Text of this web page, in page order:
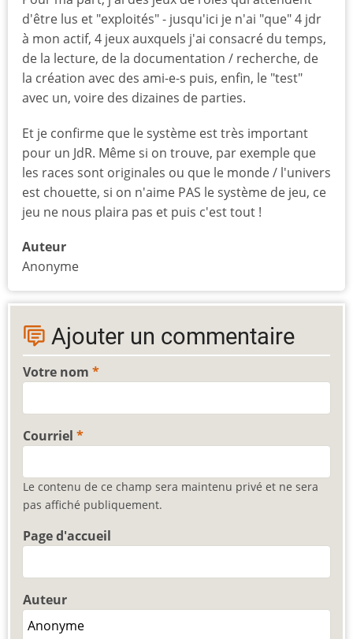
d'être lus et "exploités" - jusqu'ici je n'ai "que" 4 jdr
à mon actif, 4 jeux auxquels j'ai consacré du temps,
de la lecture, de la documentation / recherche, de
la création avec des ami-e-s puis, enfin, le "test"
avec un, voire des dizaines de parties.
Et je confirme que le système est très important
pour un JdR. Même si on trouve, par exemple que
les races sont originales ou que le monde / l'univers
est chouette, si on n'aime PAS le système de jeu, ce
jeu ne nous plaira pas et puis c'est tout !
Auteur
Anonyme
Ajouter un commentaire
Votre nom
Courriel
Le contenu de ce champ sera maintenu privé et ne sera
pas affiché publiquement.
Page d'accueil
Auteur